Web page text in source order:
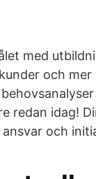
med
och mer
redan idag!
och